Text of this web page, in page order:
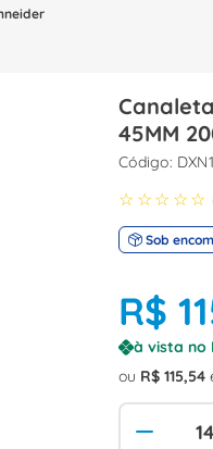
45MM
:
☆ ☆ ☆ ☆ ☆
Sob
R$
à vista no
ou R$ 115,54